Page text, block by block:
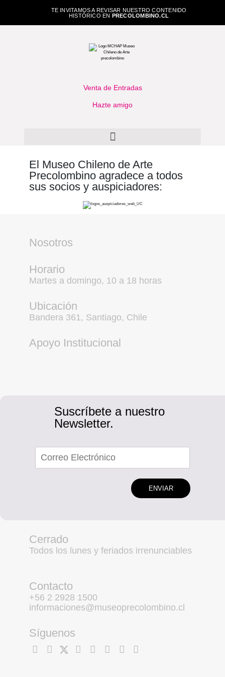
TE INVITAMOS A REVISAR NUESTRO CONTENIDO
HISTÓRICO EN PRECOLOMBINO.CL
Venta de Entradas
Hazte amigo
El Museo Chileno de Arte
Precolombino agradece a todos
sus socios y auspiciadores:
Nosotros
Horario
Martes a domingo, 10 a 18 horas
Ubicación
Bandera 361, Santiago, Chile
Apoyo Institucional
Suscríbete a nuestro
Newsletter.
ENVIAR
Cerrado
Todos los lunes y feriados irrenunciables
Contacto
+56 2 2928 1500
informaciones@museoprecolombino.cl
Síguenos